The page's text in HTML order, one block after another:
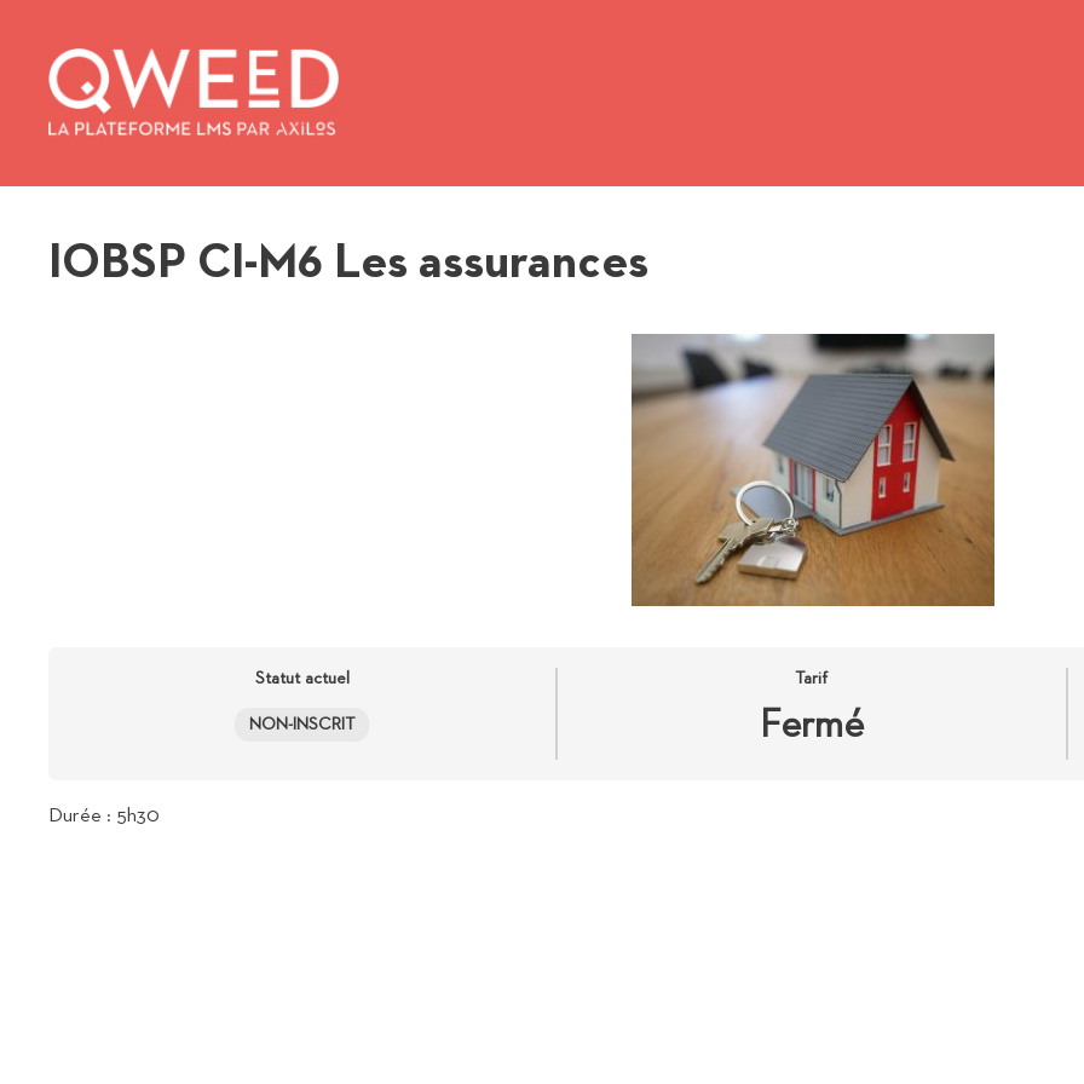
contenu
IOBSP CI-M6 Les assurances
Statut actuel
NON-INSCRIT
Tarif
Fermé
Durée : 5h30